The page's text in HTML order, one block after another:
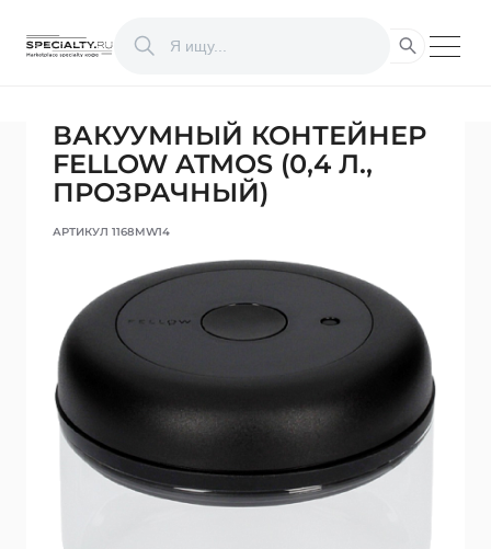
ВАКУУМНЫЙ КОНТЕЙНЕР
FELLOW ATMOS (0,4 Л.,
ПРОЗРАЧНЫЙ)
АРТИКУЛ 1168MW14